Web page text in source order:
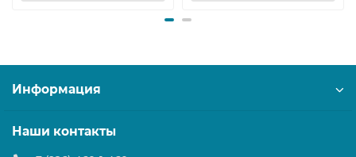
Информация
Наши контакты